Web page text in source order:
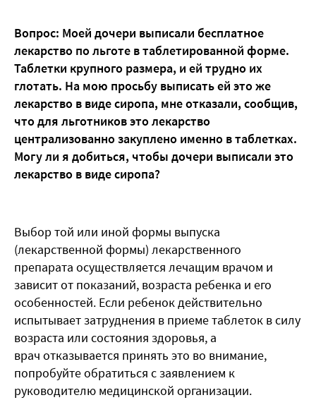
Вопрос: Моей дочери выписали бесплатное
лекарство по льготе в таблетированной форме.
Таблетки крупного размера, и ей трудно их
глотать. На мою просьбу выписать ей это же
лекарство в виде сиропа, мне отказали, сообщив,
что для льготников это лекарство
централизованно закуплено именно в таблетках.
Могу ли я добиться, чтобы дочери выписали это
лекарство в виде сиропа?
Выбор той или иной формы выпуска
(лекарственной формы) лекарственного
препарата осуществляется лечащим врачом и
зависит от показаний, возраста ребенка и его
особенностей. Если ребенок действительно
испытывает затруднения в приеме таблеток в силу
возраста или состояния здоровья, а
врач отказывается принять это во внимание,
попробуйте обратиться с заявлением к
руководителю медицинской организации.